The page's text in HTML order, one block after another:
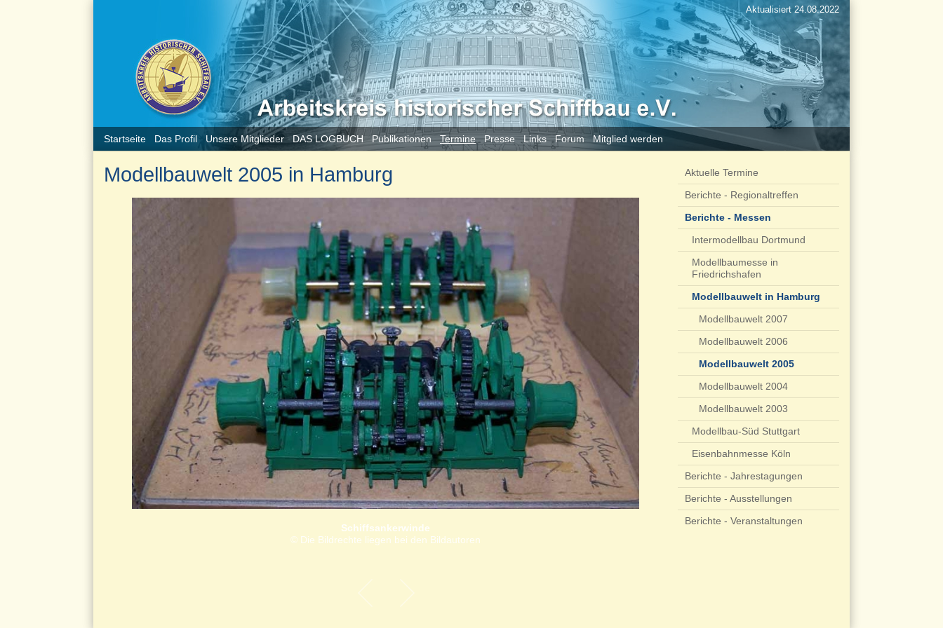
Startseite Das Profil Unsere Mitglieder DAS LOGBUCH Publikationen Termine Presse Links Forum Mitglied werden
Aktualisiert 24.08.2022
Modellbauwelt 2005 in Hamburg
Schiffsankerwinde
© Die Bildrechte liegen bei den Bildautoren
Aktuelle Termine
Berichte - Regionaltreffen
Berichte - Messen
Intermodellbau Dortmund
Modellbaumesse in
Friedrichshafen
Modellbauwelt in Hamburg
Modellbauwelt 2007
Modellbauwelt 2006
Modellbauwelt 2005
Modellbauwelt 2004
Modellbauwelt 2003
Modellbau-Süd Stuttgart
Eisenbahnmesse Köln
Berichte - Jahrestagungen
Berichte - Ausstellungen
Berichte - Veranstaltungen